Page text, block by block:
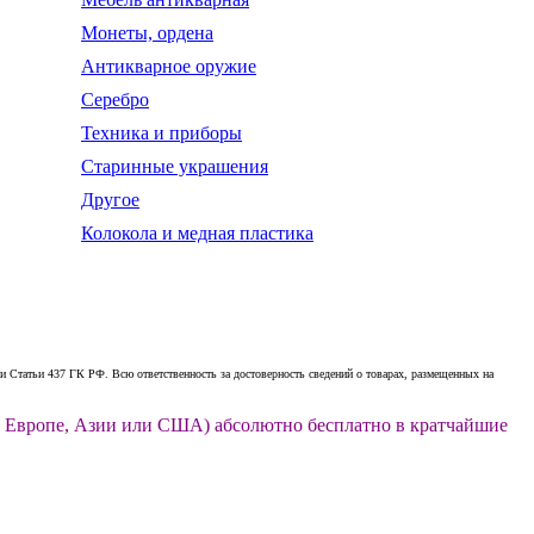
Монеты, ордена
Антикварное оружие
Серебро
Техника и приборы
Старинные украшения
Другое
Колокола и медная пластика
437 ГК РФ. Всю ответственность за достоверность сведений о товарах, размещенных на
Европе, Азии или США) абсолютно бесплатно в кратчайшие